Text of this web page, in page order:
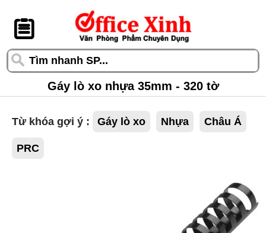
󰆎
Gáy lò xo nhựa 35mm - 320 tờ
Từ khóa gợi ý : Gáy lò xo Nhựa Châu Á
PRC